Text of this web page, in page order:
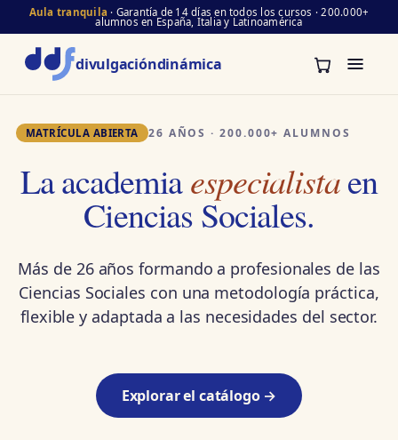
Aula tranquila · Garantía de 14 días en todos los cursos · 200.000+
alumnos en España, Italia y Latinoamérica
divulgacióndinámica
MATRÍCULA ABIERTA 26 AÑOS · 200.000+ ALUMNOS
La academiaespecialistaen
Ciencias Sociales.
Más de 26 años formando a profesionales de las
Ciencias Sociales con una metodología práctica,
flexible y adaptada a las necesidades del sector.
Explorar el catálogo →